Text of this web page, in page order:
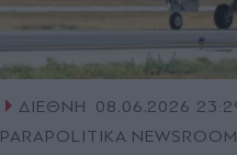
ΔΙΕΘΝΗ
08.06.2026
PARAPOLITIKA NEWSROOM